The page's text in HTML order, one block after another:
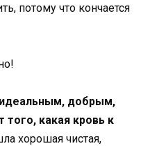
потому что кончается
добрым,
какая кровь к
хорошая чистая,